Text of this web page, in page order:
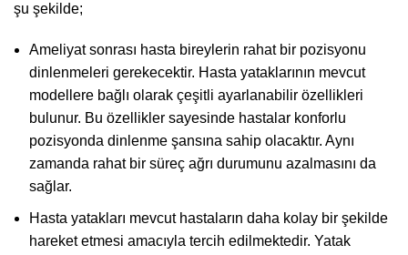
şu şekilde;
Ameliyat sonrası hasta bireylerin rahat bir pozisyonu
dinlenmeleri gerekecektir. Hasta yataklarının mevcut
modellere bağlı olarak çeşitli ayarlanabilir özellikleri
bulunur. Bu özellikler sayesinde hastalar konforlu
pozisyonda dinlenme şansına sahip olacaktır. Aynı
zamanda rahat bir süreç ağrı durumunu azalmasını da
sağlar.
Hasta yatakları mevcut hastaların daha kolay bir şekilde
hareket etmesi amacıyla tercih edilmektedir. Yatak